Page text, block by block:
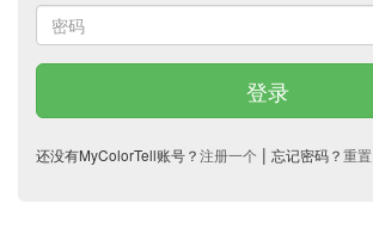
登录
还没有MyColorTell账号？注册一个 | 忘记密码？重置